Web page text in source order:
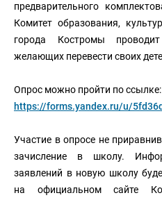
предварительного
Комитет образования,
города Костромы
желающих перевести своих
Опрос можно пройти по ссылке:
https://forms.yandex.ru/u/
Участие в опросе не
зачисление в школу.
заявлений в новую школу
на официальном сайте